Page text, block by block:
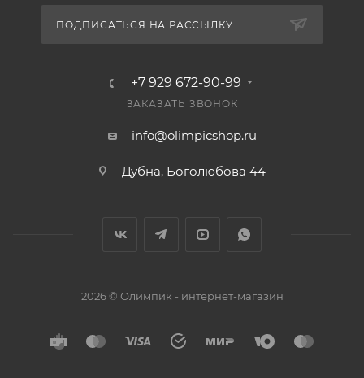
ПОДПИСАТЬСЯ НА РАССЫЛКУ
+7 929 672-90-99
ЗАКАЗАТЬ ЗВОНОК
info@olimpicshop.ru
Дубна, Боголюбова 44
2026 © Олимпик - интернет-магазин